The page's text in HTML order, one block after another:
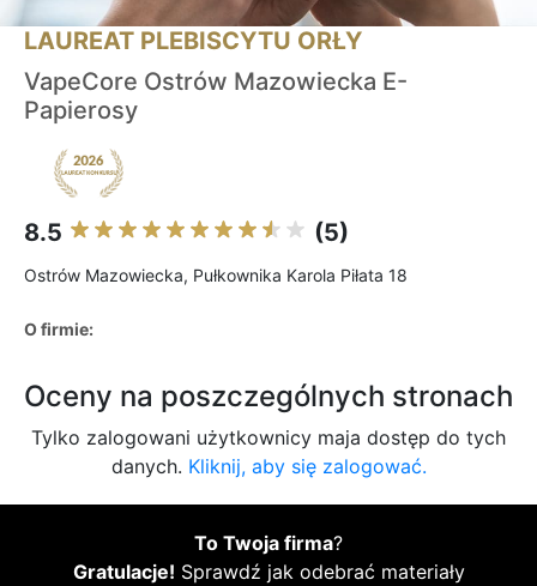
LAUREAT PLEBISCYTU ORŁY
VapeCore Ostrów Mazowiecka E-
Papierosy
8.5 (5)
Ostrów Mazowiecka, Pułkownika Karola Piłata 18
O firmie:
Oceny na poszczególnych stronach
Tylko zalogowani użytkownicy maja dostęp do tych
danych. Kliknij, aby się zalogować.
To Twoja firma?
Gratulacje! Sprawdź jak odebrać materiały